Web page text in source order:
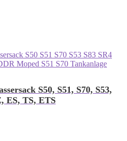
S50, S51, S70, S53,
ES, TS, ETS